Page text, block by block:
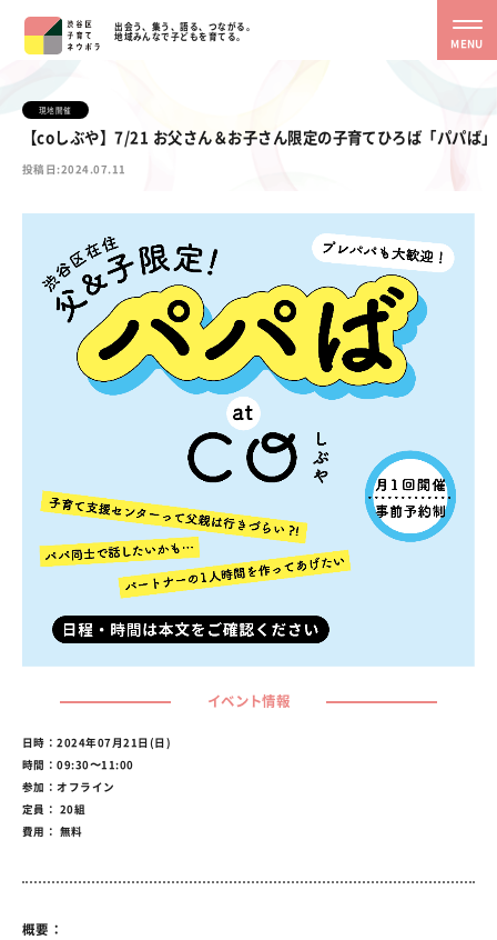
出会う、集う、語る、つながる。
地域みんなで子どもを育てる。
MENU
現地開催
【coしぶや】7/21 お父さん＆お子さん限定の子育てひろば「パパば」
投稿日:2024.07.11
イベント情報
日時：2024年07月21日(日)
時間：09:30〜11:00
参加：オフライン
定員： 20組
費用： 無料
概要：